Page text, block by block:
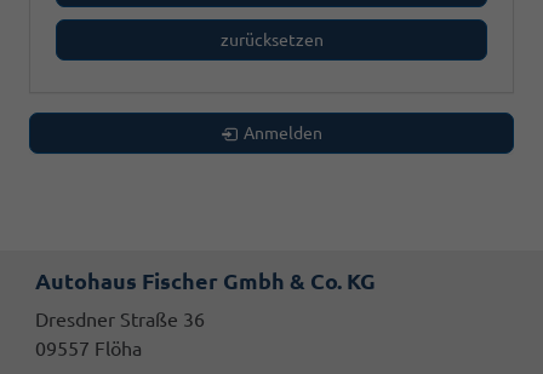
zurücksetzen
Anmelden
Autohaus Fischer Gmbh & Co. KG
Dresdner Straße 36
09557 Flöha